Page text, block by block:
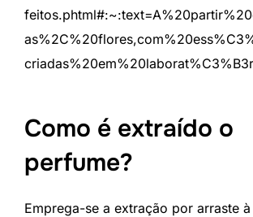
Como é extraído o
perfume?
Emprega-se a extração por arraste